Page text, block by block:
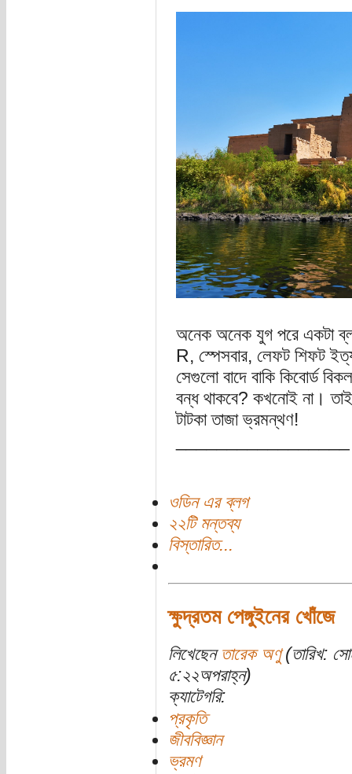
অনেক অনেক যুগ পরে একটা
R, স্পেসবার, লেফট শিফট
সেগুলো বাদে বাকি কিবোর্ড
বন্ধ থাকবে? কখনোই না।
টাটকা তাজা ভ্রমন্থণ!
ওডিন এর ব্লগ
২২টি মন্তব্য
বিস্তারিত...
ক্ষুদ্রতম পেঙ্গুইনের খোঁজে
লিখেছেন তারেক অণু(তারিখ:
৫:২২অপরাহ্ন)
ক্যাটেগরি:
প্রকৃতি
জীববিজ্ঞান
ভ্রমণ